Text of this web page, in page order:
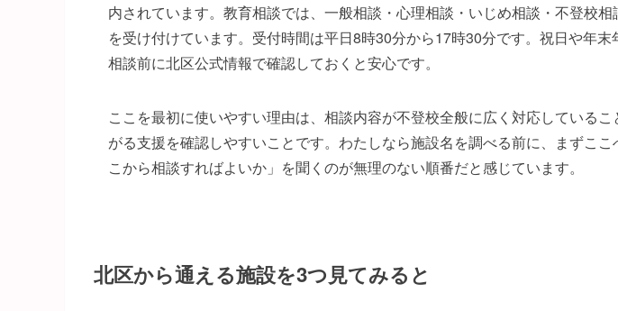
内されています。教育相談では、一般相談・心理相談・いじめ相談・不登校
を受け付けています。受付時間は平日8時30分から17時30分です。祝日や年末
相談前に北区公式情報で確認しておくと安心です。
ここを最初に使いやすい理由は、相談内容が不登校全般に広く対応している
がる支援を確認しやすいことです。わたしなら施設名を調べる前に、まずこ
こから相談すればよいか」を聞くのが無理のない順番だと感じています。
北区から通える施設を3つ見てみると